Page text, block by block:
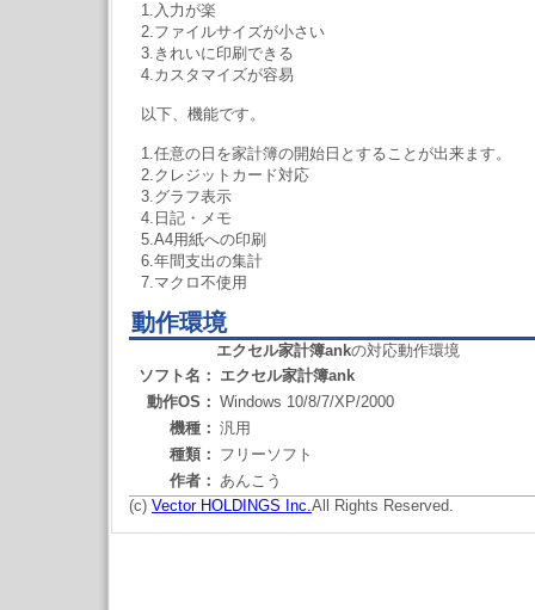
1.入力が楽
2.ファイルサイズが小さい
3.きれいに印刷できる
4.カスタマイズが容易
以下、機能です。
1.任意の日を家計簿の開始日とすることが出来ます。
2.クレジットカード対応
3.グラフ表示
4.日記・メモ
5.A4用紙への印刷
6.年間支出の集計
7.マクロ不使用
動作環境
エクセル家計簿ankの対応動作環境
ソフト名： エクセル家計簿ank
動作OS： Windows 10/8/7/XP/2000
機種： 汎用
種類： フリーソフト
作者： あんこう
(c) Vector HOLDINGS Inc.All Rights Reserved.